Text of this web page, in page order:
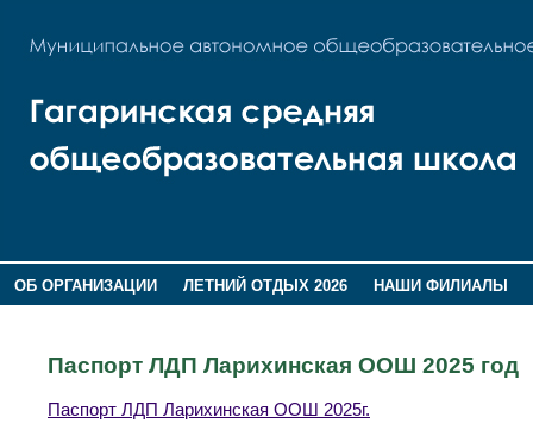
ОБ ОРГАНИЗАЦИИ ЛЕТНИЙ ОТДЫХ 2026
НАШИ ФИЛИАЛЫ
Паспорт ЛДП Ларихинская ООШ 2025 год
Паспорт ЛДП Ларихинская ООШ 2025г.